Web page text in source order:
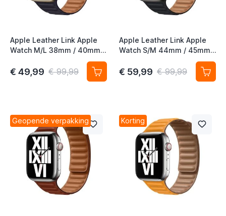
Apple Leather Link Apple
Watch M/L 38mm / 40mm /
€ 49,99 € 99,99
Apple Leather Link Apple
Watch S/M 44mm / 45mm /
46mm / 49mm Midnight
€ 59,99 € 99,99
Geopende verpakking Korting